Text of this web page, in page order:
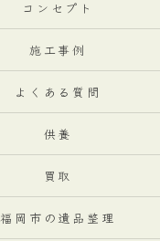
コンセプト
施工事例
よくある質問
供養
買取
福岡市の遺品整理